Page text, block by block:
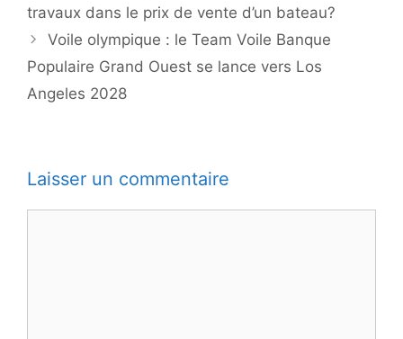
travaux dans le prix de vente d’un bateau?
Voile olympique : le Team Voile Banque
Populaire Grand Ouest se lance vers Los
Angeles 2028
Laisser un commentaire